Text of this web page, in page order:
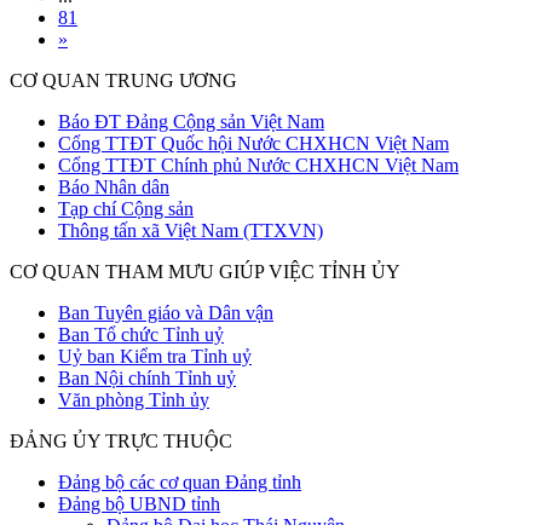
81
»
CƠ QUAN TRUNG ƯƠNG
Báo ĐT Đảng Cộng sản Việt Nam
Cổng TTĐT Quốc hội Nước CHXHCN Việt Nam
Cổng TTĐT Chính phủ Nước CHXHCN Việt Nam
Báo Nhân dân
Tạp chí Cộng sản
Thông tấn xã Việt Nam (TTXVN)
CƠ QUAN THAM MƯU GIÚP VIỆC TỈNH ỦY
Ban Tuyên giáo và Dân vận
Ban Tổ chức Tỉnh uỷ
Uỷ ban Kiểm tra Tỉnh uỷ
Ban Nội chính Tỉnh uỷ
Văn phòng Tỉnh ủy
ĐẢNG ỦY TRỰC THUỘC
Đảng bộ các cơ quan Đảng tỉnh
Đảng bộ UBND tỉnh